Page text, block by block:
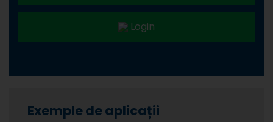
Login
Exemple de aplicații